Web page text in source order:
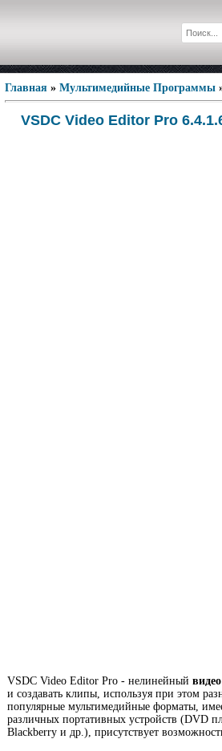
Главная » Мультимедийные Программы
VSDC Video Editor Pro
VSDC Video Editor Pro - нелинейный
и создавать клипы, используя при этом
популярные мультимедийные форматы,
различных портативных устройств (DVD
Blackberry и др.), присутствует